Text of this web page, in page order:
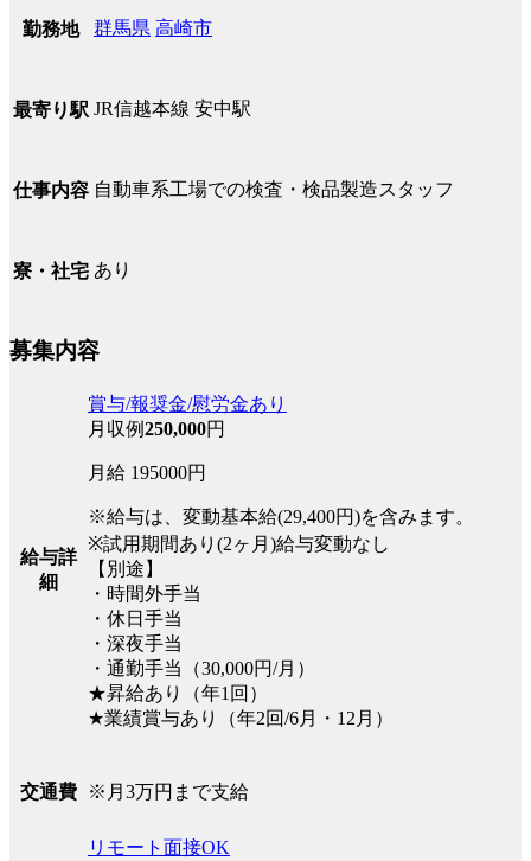
勤務地 群馬県 高崎市
最寄り駅 JR信越本線 安中駅
仕事内容 自動車系工場での検査・検品製造スタッフ
寮・社宅 あり
募集内容
給与詳
細
賞与/報奨金/慰労金あり
月収例250,000円
月給 195000円
※給与は、変動基本給(29,400円)を含みます。
※試用期間あり(2ヶ月)給与変動なし
【別途】
・時間外手当
・休日手当
・深夜手当
・通勤手当（30,000円/月）
★昇給あり（年1回）
★業績賞与あり（年2回/6月・12月）
交通費 ※月3万円まで支給
リモート面接OK